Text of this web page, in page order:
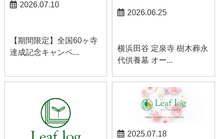
2026.07.10
【期間限定】全国60ヶ寺
達成記念キャンペ...
2026.06.25
横浜田谷 定泉寺 樹木葬永
代供養墓 オー...
2025.07.18